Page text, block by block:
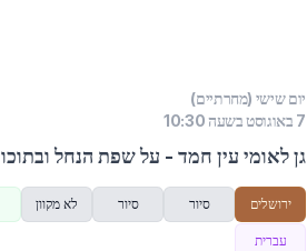
יום שישי (מחרתיים)
7 באוגוסט בשעה 10:30
גן לאומי עין חמד - על שפת הנחל ובתוכו
ירושלים סיור סיור לא מקוון
עברית